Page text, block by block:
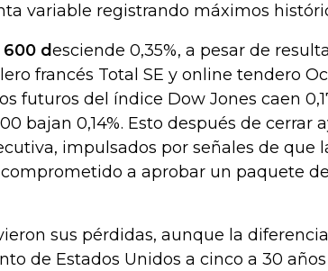
variable registrando máximos
desciende 0,35%, a pesar de
francés Total SE y online tendero
futuros del índice Dow Jones caen
bajan 0,14%. Esto después de cerrar
impulsados por señales de que
a aprobar un paquete de
sus pérdidas, aunque la diferencia
de Estados Unidos a cinco a 30 años